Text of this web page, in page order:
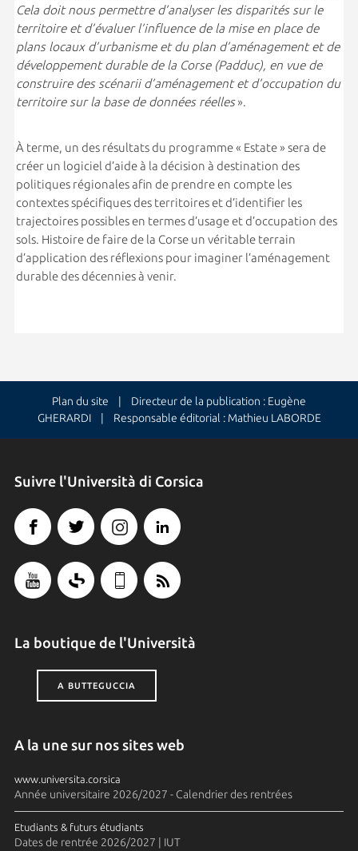
Cela doit nous permettre d’analyser les disparités sur le
territoire et d’évaluer l’influence de la mise en place de
plans locaux d’urbanisme et du plan d’aménagement et de
développement durable de la Corse (Padduc), en vue de
construire des scénarii d’aménagement et d’occupation du
territoire sur la base de données réelles».
À terme, un des résultats du programme « Estate » sera de
créer un logiciel d’aide à la décision à destination des
politiques régionales afin de prendre en compte les
contextes spécifiques des territoires et d’identifier les
trajectoires possibles en termes d’usage et d’occupation des
sols. Histoire de faire de la Corse un véritable terrain
d’application des réflexions pour imaginer l’aménagement
durable des décennies à venir.
Plan du site | Directeur de la publication : Eugène
GHERARDI | Responsable éditorial : Mathieu LABORDE
Suivre l'Università di Corsica
La boutique de l'Università
A BUTTEGUCCIA
A la une sur nos sites web
www.universita.corsica
Année universitaire 2026/2027 - Calendrier des rentrées
Etudiants & futurs étudiants
Dates de rentrée 2026/2027 | IUT